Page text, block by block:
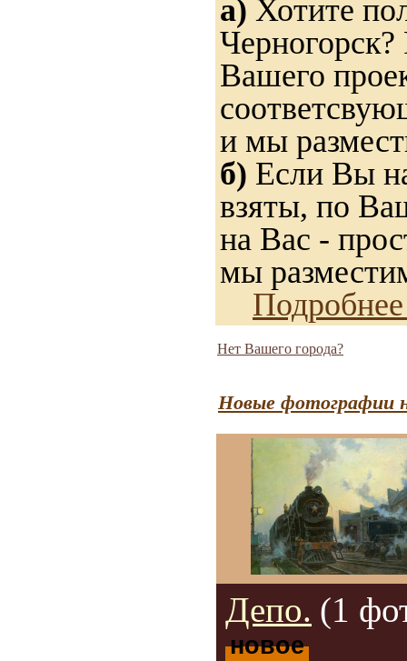
а) Хотите
Вашего
и мы
б) Если Вы
взяты, по
на Вас -
мы
Нет Вашего города?
Новые фотографии
Депо. (1
новое